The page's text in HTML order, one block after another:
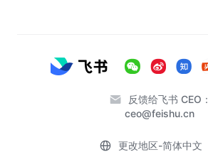
反馈给飞书 CEO：
ceo@feishu.cn
更改地区-简体中文